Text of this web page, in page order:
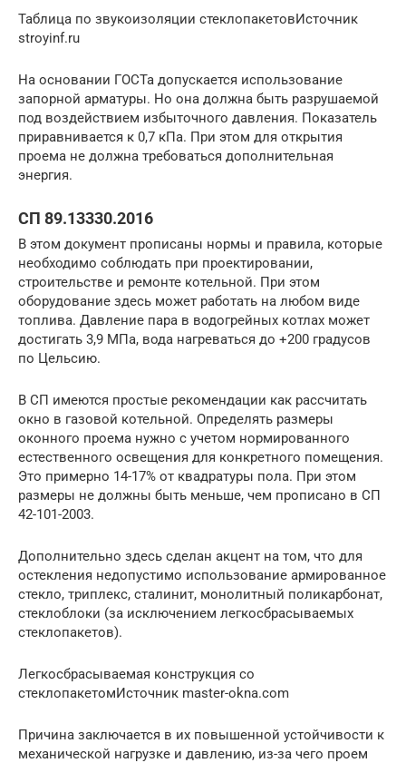
Таблица по звукоизоляции стеклопакетовИсточник
stroyinf.ru
На основании ГОСТа допускается использование
запорной арматуры. Но она должна быть разрушаемой
под воздействием избыточного давления. Показатель
приравнивается к 0,7 кПа. При этом для открытия
проема не должна требоваться дополнительная
энергия.
СП 89.13330.2016
В этом документ прописаны нормы и правила, которые
необходимо соблюдать при проектировании,
строительстве и ремонте котельной. При этом
оборудование здесь может работать на любом виде
топлива. Давление пара в водогрейных котлах может
достигать 3,9 МПа, вода нагреваться до +200 градусов
по Цельсию.
В СП имеются простые рекомендации как рассчитать
окно в газовой котельной. Определять размеры
оконного проема нужно с учетом нормированного
естественного освещения для конкретного помещения.
Это примерно 14-17% от квадратуры пола. При этом
размеры не должны быть меньше, чем прописано в СП
42-101-2003.
Дополнительно здесь сделан акцент на том, что для
остекления недопустимо использование армированное
стекло, триплекс, сталинит, монолитный поликарбонат,
стеклоблоки (за исключением легкосбрасываемых
стеклопакетов).
Легкосбрасываемая конструкция со
стеклопакетомИсточник master-okna.com
Причина заключается в их повышенной устойчивости к
механической нагрузке и давлению, из-за чего проем